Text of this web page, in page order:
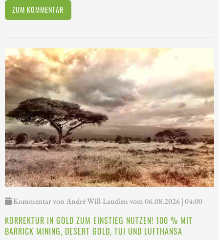
ZUM KOMMENTAR
Kommentar von André Will-Laudien vom 06.08.2026 | 04:00
KORREKTUR IN GOLD ZUM EINSTIEG NUTZEN! 100 % MIT
BARRICK MINING, DESERT GOLD, TUI UND LUFTHANSA